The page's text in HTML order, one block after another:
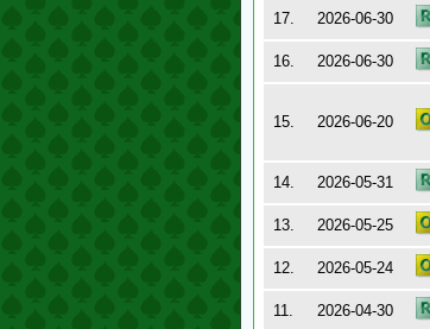
17. 2026-06-30
16. 2026-06-30
15. 2026-06-20
14. 2026-05-31
13. 2026-05-25
12. 2026-05-24
11. 2026-04-30